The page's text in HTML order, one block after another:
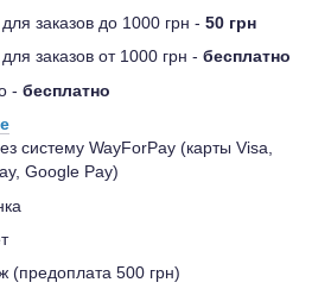
заказов до 1000 грн - 50 грн
заказов от 1000 грн - бесплатно
- бесплатно
систему WayForPay (карты Visa,
Google Pay)
(предоплата 500 грн)